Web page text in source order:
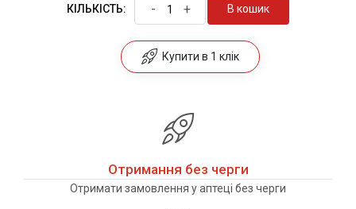
КІЛЬКІСТЬ: - + В кошик
Купити в 1 клік
Отримання без черги
Отримати замовлення у аптеці без черги